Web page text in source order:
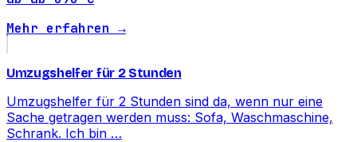
Mehr erfahren →
Umzugshelfer für 2 Stunden
Umzugshelfer für 2 Stunden sind da, wenn nur eine
Sache getragen werden muss: Sofa, Waschmaschine,
Schrank. Ich bin …